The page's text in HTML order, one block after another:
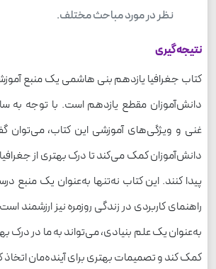
نظر در مورد مباحث مختلف.
نتیجه‌گیری
کتاب جغرافیا یازدهم بنی هاشمی یک منبع
دانش‌آموزان مقطع یازدهم است. با توجه به
غنی و ویژگی‌های آموزشی این کتاب، می‌توان
دانش‌آموزان کمک می‌کند تا درک بهتری از
پیدا کنند. این کتاب نه‌تنها به‌عنوان یک منبع
راهنمای کاربردی در زندگی روزمره نیز ارزشمند
به‌عنوان یک علم بنیادی، می‌تواند به ما در درک
کمک کند و تصمیمات بهتری برای آینده‌مان اتخاذ